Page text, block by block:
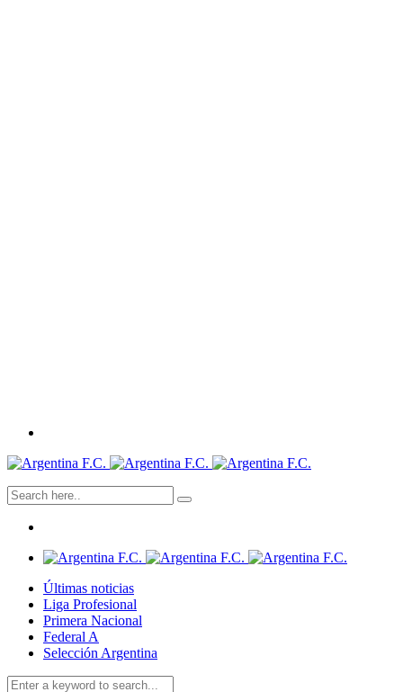
Últimas noticias
Liga Profesional
Primera Nacional
Federal A
Selección Argentina